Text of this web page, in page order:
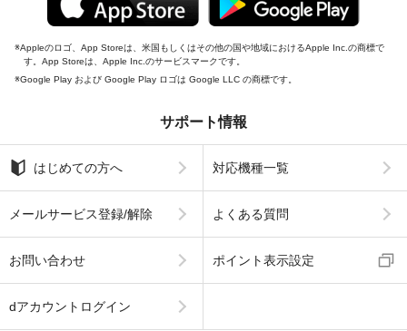
Appleのロゴ、App Storeは、米国もしくはその他の国や地域におけるApple Inc.の商標で
す。App Storeは、Apple Inc.のサービスマークです。
Google Play および Google Play ロゴは Google LLC の商標です。
サポート情報
はじめての方へ 対応機種一覧
メールサービス登録/解除 よくある質問
お問い合わせ ポイント表示設定
dアカウントログイン